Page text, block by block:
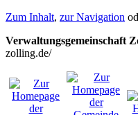
Zum Inhalt, zur Navigation
Verwaltungsgemeinschaft
zolling.de/